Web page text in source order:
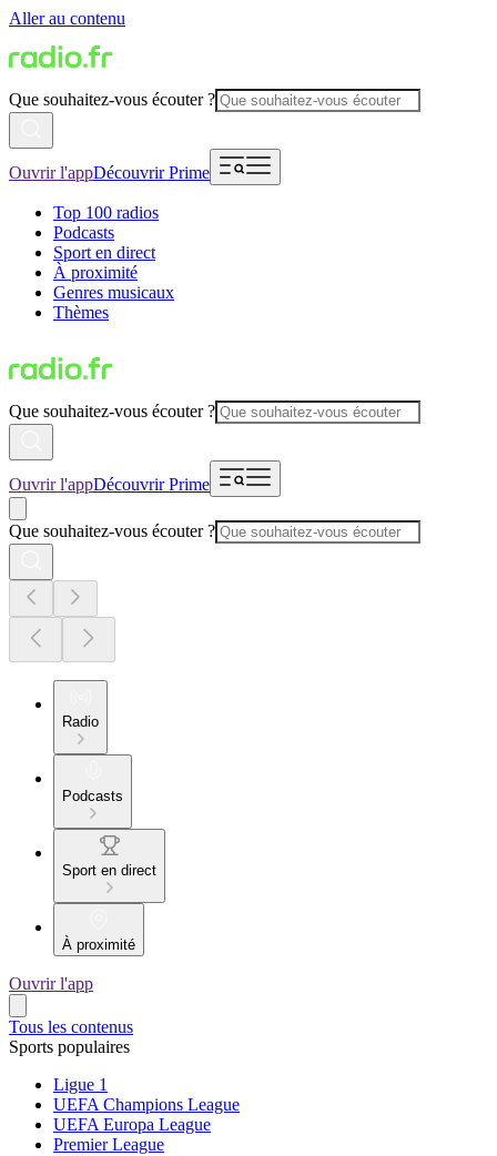
Aller au contenu
Que souhaitez-vous écouter ?
Ouvrir l'appDécouvrir Prime
Top 100 radios
Podcasts
Sport en direct
À proximité
Genres musicaux
Thèmes
Que souhaitez-vous écouter ?
Ouvrir l'appDécouvrir Prime
Que souhaitez-vous écouter ?
Radio
Podcasts
Sport en direct
À proximité
Ouvrir l'app
Tous les contenus
Sports populaires
Ligue 1
UEFA Champions League
UEFA Europa League
Premier League